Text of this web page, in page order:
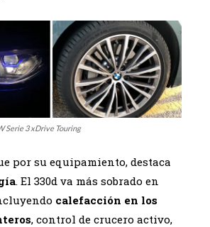
Serie 3 xDrive Touring
por su equipamiento, destaca
. El 330d va más sobrado en
calefacción en los
, control de crucero activo,